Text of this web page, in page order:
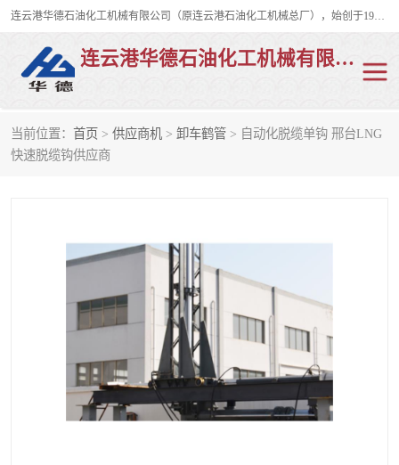
连云港华德石油化工机械有限公司（原连云港石油化工机械总厂），始创于1982年，是从事码头船用流体装卸臂、陆用流体装卸臂（鹤管）、活动梯、钢构平台、定量装车系统等全系列流体装卸设备的设计、制造、销售以及服务的专业供应商。
连云港华德石油化工机械有限公司
当前位置： 首页 > 供应商机 > 卸车鹤管 > 自动化脱缆单钩 邢台LNG
快速脱缆钩供应商
陆用流体装卸臂
LNG鹤管 活动梯
卸车鹤管
装车鹤管
紧急脱离干式接头 火车鹤管
汽车鹤管 顶部鹤管